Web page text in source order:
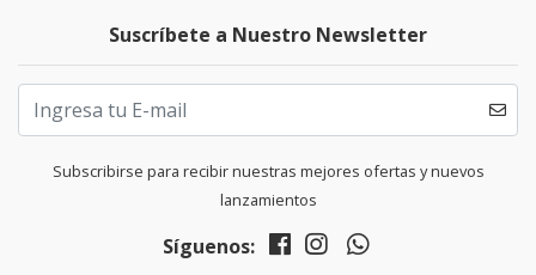
Suscríbete a Nuestro Newsletter
Subscribirse para recibir nuestras mejores ofertas y nuevos
lanzamientos
Síguenos: